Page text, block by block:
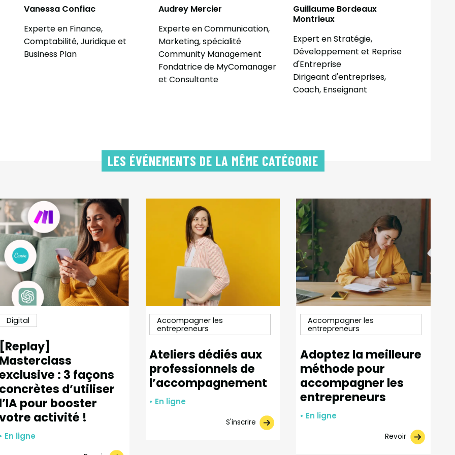
Vanessa Confiac
Experte en Finance,
Comptabilité, Juridique et
Business Plan
Audrey Mercier
Experte en Communication,
Marketing, spécialité
Community Management
Fondatrice de MyComanager
et Consultante
Guillaume Bordeaux
Montrieux
Expert en Stratégie,
Développement et Reprise
d'Entreprise
Dirigeant d'entreprises,
Coach, Enseignant
LES ÉVÉNEMENTS DE LA MÊME CATÉGORIE
Digital
[Replay]
Masterclass
: 3 façons
concrètes d’utiliser
l’IA pour booster
activité !
• En ligne
Accompagner les
entrepreneurs
Ateliers dédiés aux
professionnels de
l’accompagnement
• En ligne
S'inscrire
Accompagner les
entrepreneurs
Adoptez la meilleure
méthode pour
accompagner les
entrepreneurs
• En ligne
Revoir